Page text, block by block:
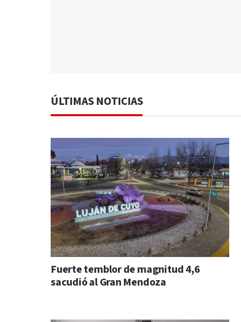
ÚLTIMAS NOTICIAS
Fuerte temblor de magnitud 4,6
sacudió al Gran Mendoza